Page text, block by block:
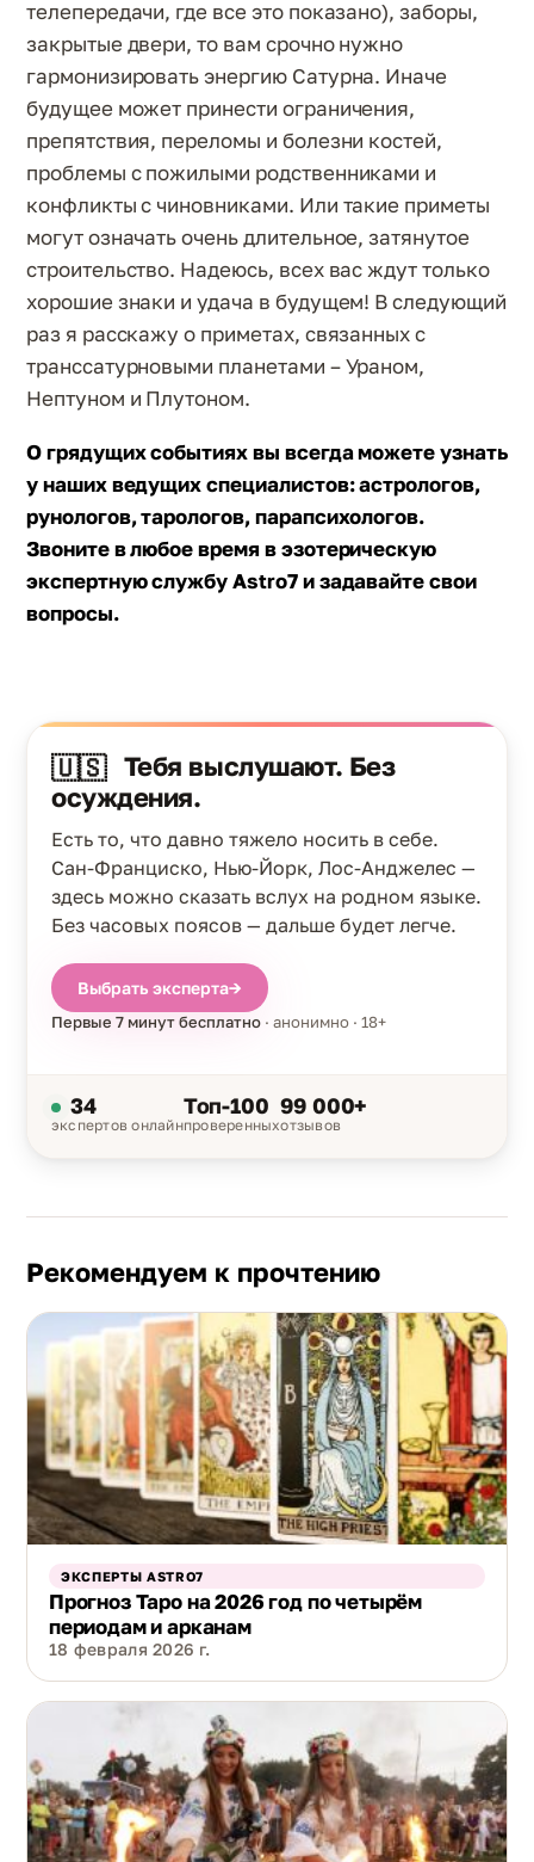
телепередачи, где все это показано), заборы,
закрытые двери, то вам срочно нужно
гармонизировать энергию Сатурна. Иначе
будущее может принести ограничения,
препятствия, переломы и болезни костей,
проблемы с пожилыми родственниками и
конфликты с чиновниками. Или такие приметы
могут означать очень длительное, затянутое
строительство. Надеюсь, всех вас ждут только
хорошие знаки и удача в будущем! В следующий
раз я расскажу о приметах, связанных с
транссатурновыми планетами – Ураном,
Нептуном и Плутоном.
О грядущих событиях вы всегда можете узнать
у наших ведущих специалистов: астрологов,
рунологов, тарологов, парапсихологов.
Звоните в любое время в эзотерическую
экспертную службуAstro7 и задавайте свои
вопросы.
🇺🇸 Тебя выслушают. Без
осуждения.
Есть то, что давно тяжело носить в себе.
Сан-Франциско, Нью-Йорк, Лос-Анджелес —
здесь можно сказать вслух на родном языке.
Без часовых поясов — дальше будет легче.
Выбрать эксперта→
Первые 7 минут бесплатно · анонимно · 18+
34
экспертов онлайн
Топ-100
проверенных
99 000+
отзывов
Рекомендуем к прочтению
ЭКСПЕРТЫ ASTRO7
Прогноз Таро на 2026 год по четырём
периодам и арканам
18 февраля 2026 г.